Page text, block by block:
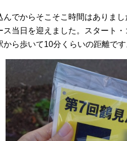
んでからそこそこ時間はありま
ス当日を迎えました。スタート
から歩いて10分くらいの距離です